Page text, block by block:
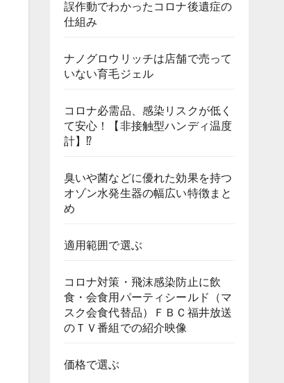
誤作動でわかったコロナ後遺症の
仕組み
ナノグロウリッチは店舗で売って
いない育毛ジェル
コロナ必需品、感染リスクが低く
て安心！【非接触型ハンディ温度
計】⁉
臭いや菌などに優れた効果を持つ
オゾン水発生器の幅広い特徴まと
め
適用範囲で選ぶ
コロナ対策・飛沫感染防止に飲
食・会食用パーティシールド（マ
スク会食代替品）ＦＢＣ福井放送
のＴＶ番組での紹介映像
価格で選ぶ